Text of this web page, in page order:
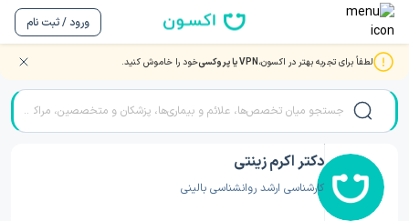
ورود / ثبت نام
لطفاً برای تجربه بهتر در اکسون،VPN یا پروکسی خود را خاموش کنید. صفحه اصلی/دکتر روانشناسی/دکتر اکرم زینتی
دکتر اکرم زینتی
کارشناسی ارشد روانشناسی بالینی